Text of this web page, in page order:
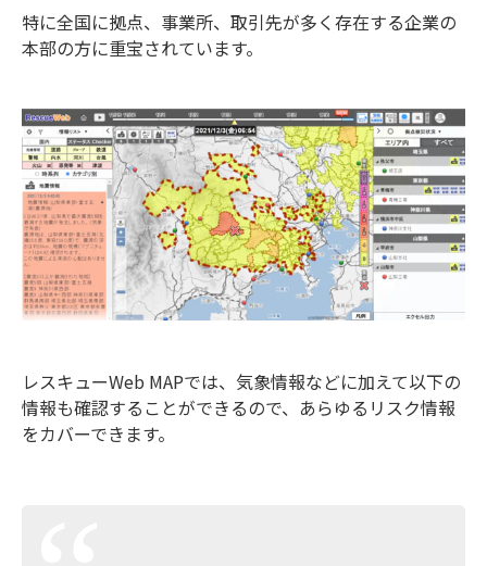
特に全国に拠点、事業所、取引先が多く存在する企業の
本部の方に重宝されています。
レスキューWeb MAPでは、気象情報などに加えて以下の
情報も確認することができるので、あらゆるリスク情報
をカバーできます。